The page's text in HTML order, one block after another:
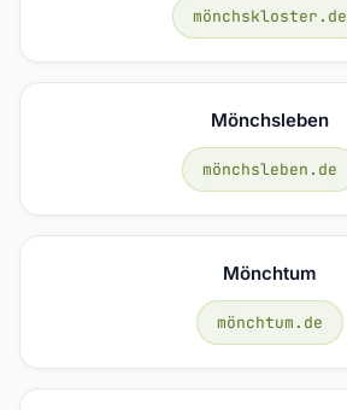
mönchskloster.de
Mönchsleben
mönchsleben.de
Mönchtum
mönchtum.de